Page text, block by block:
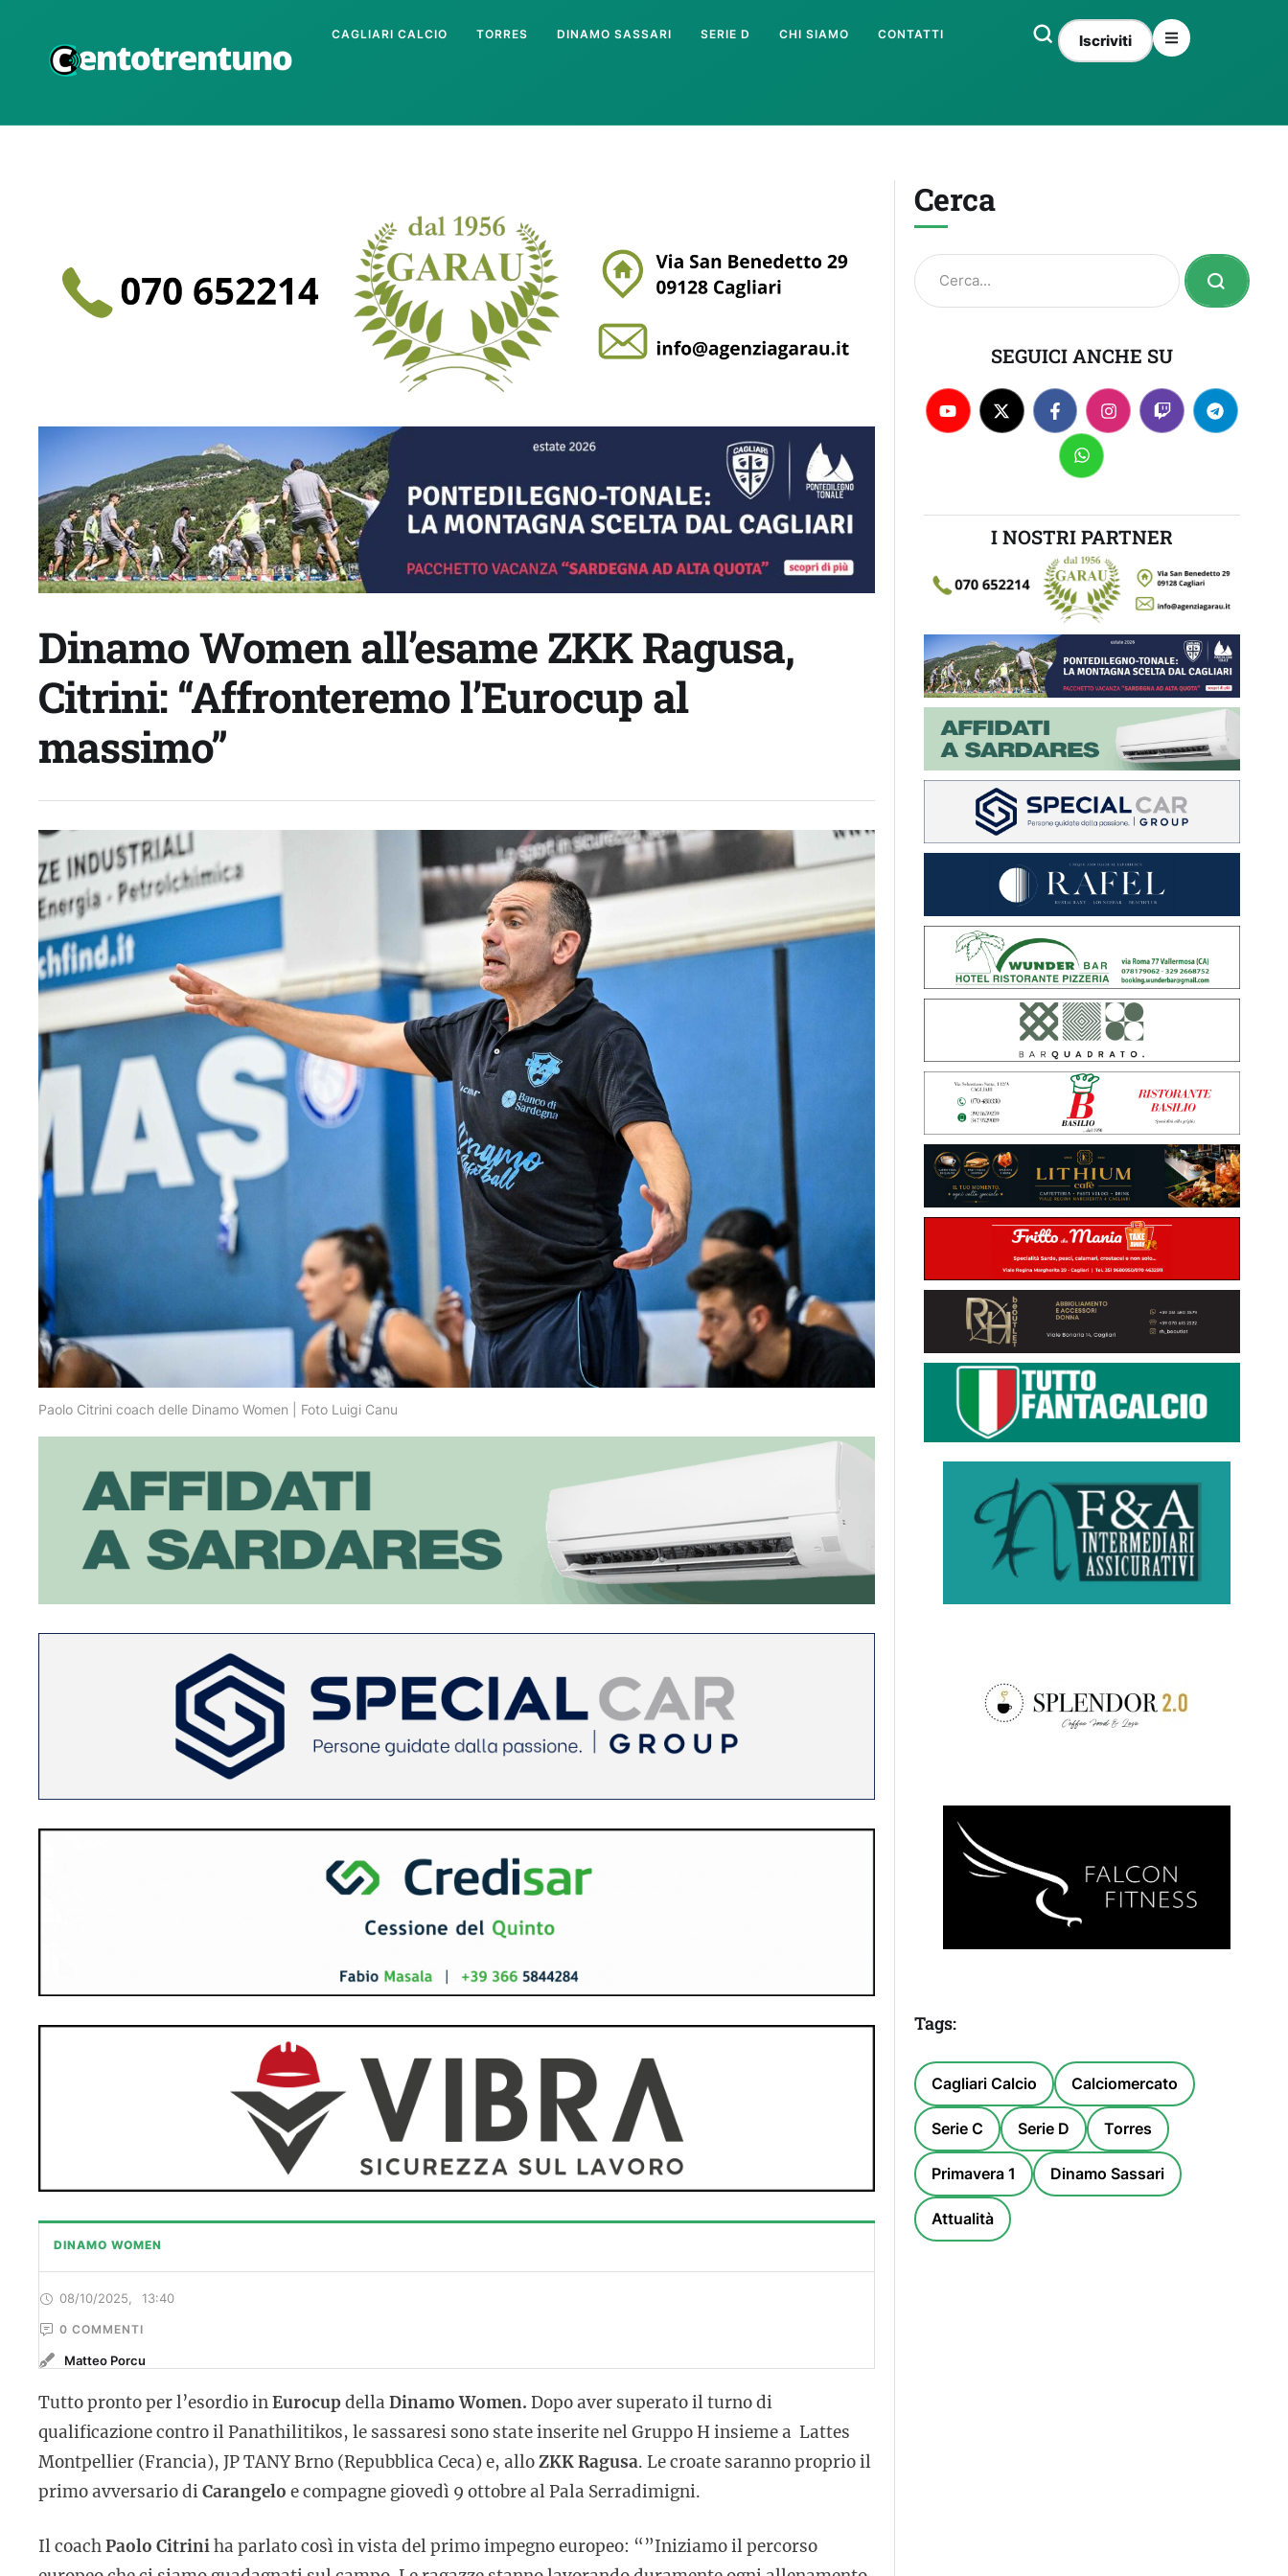
CAGLIARI CALCIO TORRES DINAMO SASSARI SERIE D CHI SIAMO CONTATTI Iscriviti
Dinamo Women all’esame ZKK Ragusa,
Citrini: “Affronteremo l’Eurocup al
massimo”
Paolo Citrini coach delle Dinamo Women | Foto Luigi Canu
DINAMO WOMEN
08/10/2025, 13:40
0 COMMENTI
Matteo Porcu
Tutto pronto per l’esordio inEurocupdella Dinamo Women. Dopo aver superato il turno di
qualificazione contro il Panathilitikos, le sassaresi sono state inserite nel Gruppo H insieme a Lattes
Montpellier (Francia), JP TANY Brno (Repubblica Ceca) e, alloZKK Ragusa. Le croate saranno proprio il
primo avversario diCarangelo e compagne giovedì 9 ottobre al Pala Serradimigni.
Il coachPaolo Citriniha parlato così in vista del primo impegno europeo: “”Iniziamo il percorso
Cerca
SEGUICI ANCHE SU
I NOSTRI PARTNER
Tags:
Cagliari Calcio Calciomercato
Serie C Serie D Torres
Primavera 1 Dinamo Sassari
Attualità